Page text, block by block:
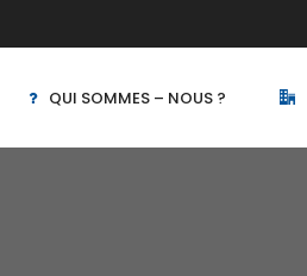
QUI SOMMES – NOUS ?